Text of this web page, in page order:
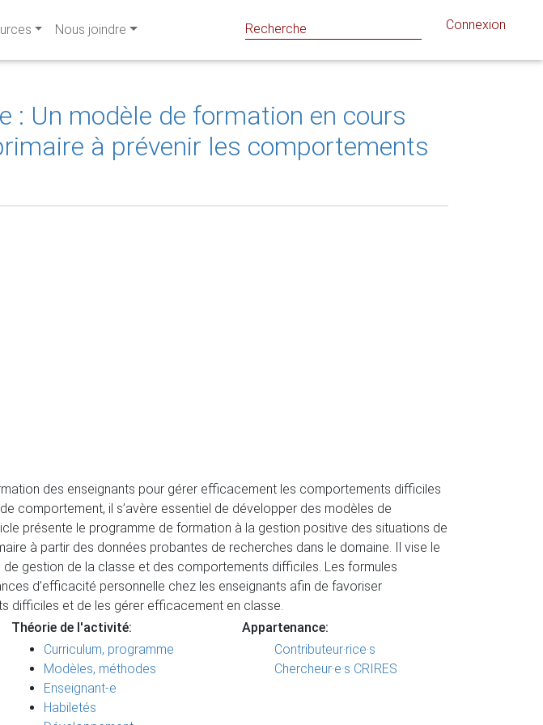
Nous joindre Connexion
: Un modèle de formation en cours
à prévenir les comportements
des enseignants pour gérer efficacement les comportements difficiles
comportement, il s’avère essentiel de développer des modèles de
présente le programme de formation à la gestion positive des situations de
à partir des données probantes de recherches dans le domaine. Il vise le
gestion de la classe et des comportements difficiles. Les formules
d’efficacité personnelle chez les enseignants afin de favoriser
difficiles et de les gérer efficacement en classe.
Théorie de l'activité:
Curriculum, programme
Modèles, méthodes
Enseignant-e
Habiletés
Appartenance:
Contributeur·rice·s
Chercheur·e·s CRIRES